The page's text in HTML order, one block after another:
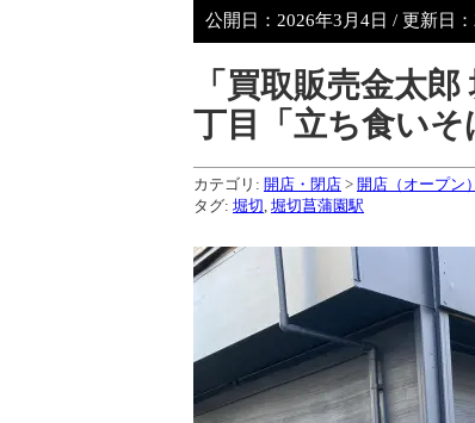
公開日： 2026年3月4日 / 更新日：
「買取販売金太
丁目「立ち食い
カテゴリ: 開店・閉店 > 開店（オープン）
タグ: 堀切 堀切菖蒲園駅